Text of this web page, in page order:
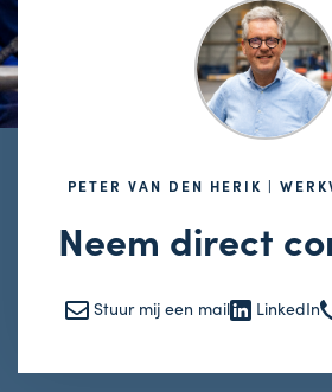
PETER VAN DEN HERIK |
Neem direct
Stuur mij een mail LinkedIn